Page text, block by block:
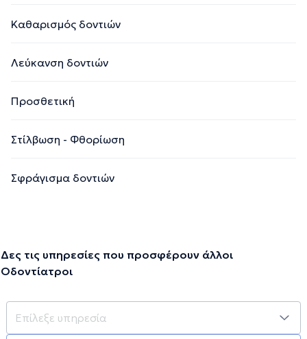
Καθαρισμός δοντιών
Λεύκανση δοντιών
Προσθετική
Στίλβωση - Φθορίωση
Σφράγισμα δοντιών
Δες τις υπηρεσίες που προσφέρουν άλλοι
Οδοντίατροι